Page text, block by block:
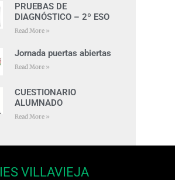
PRUEBAS DE
DIAGNÓSTICO – 2º ESO
Read More »
Jornada puertas abiertas
Read More »
CUESTIONARIO
ALUMNADO
Read More »
IES VILLAVIEJA